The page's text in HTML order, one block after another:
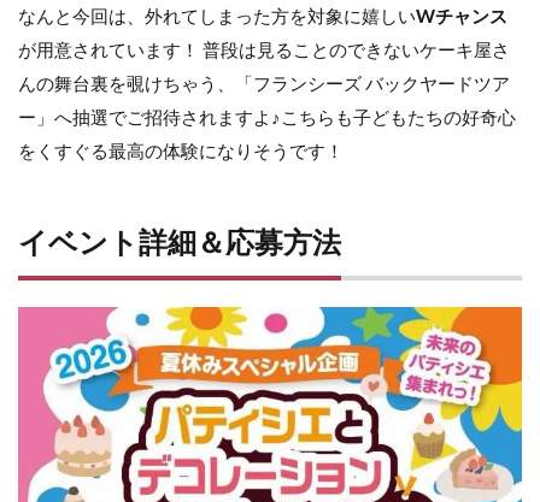
なんと今回は、外れてしまった方を対象に嬉しいWチャンス
が用意されています！ 普段は見ることのできないケーキ屋さ
んの舞台裏を覗けちゃう、「フランシーズ バックヤードツア
ー」へ抽選でご招待されますよ♪こちらも子どもたちの好奇心
をくすぐる最高の体験になりそうです！
イベント詳細＆応募方法